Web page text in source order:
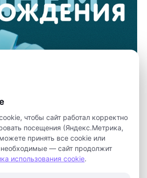
чтобы сайт работал корректно
посещения (Яндекс.Метрика,
принять все cookie или
необходимые — сайт продолжит
использования cookie.